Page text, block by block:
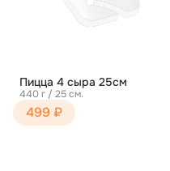
Пицца 4 сыра 25см
440 г / 25 см.
499 ₽